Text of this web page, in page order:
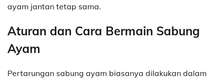
ayam jantan tetap sama.
Aturan dan Cara Bermain Sabung
Ayam
Pertarungan sabung ayam biasanya dilakukan dalam